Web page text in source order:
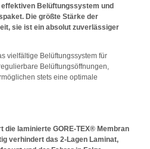
Belüftungssystem und
Die größte Stärke der
sie ist ein absolut zuverlässiger
vielfältige Belüftungssystem für
Belüftungsöffnungen,
stets eine optimale
die laminierte GORE-TEX® Membran
verhindert das 2-Lagen Laminat,